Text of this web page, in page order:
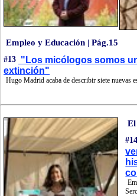
Empleo y Educación | Pág.15
#13 "Los micólogos somos
extinción"
Hugo Madrid acaba de describir siete nuevas
El
#14